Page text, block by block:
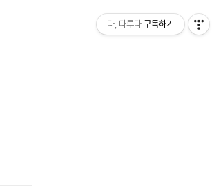
다, 다루다 구독하기